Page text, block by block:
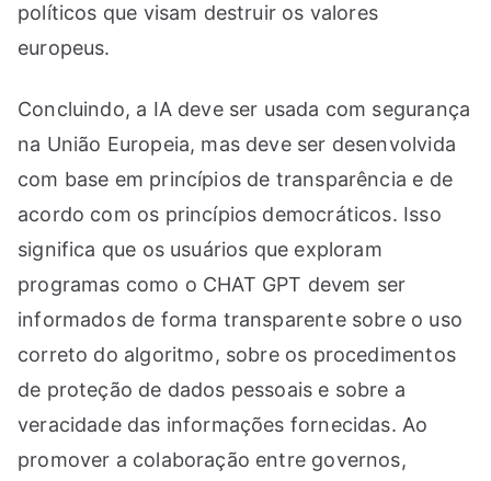
políticos que visam destruir os valores
europeus.
Concluindo, a IA deve ser usada com segurança
na União Europeia, mas deve ser desenvolvida
com base em princípios de transparência e de
acordo com os princípios democráticos. Isso
significa que os usuários que exploram
programas como o CHAT GPT devem ser
informados de forma transparente sobre o uso
correto do algoritmo, sobre os procedimentos
de proteção de dados pessoais e sobre a
veracidade das informações fornecidas. Ao
promover a colaboração entre governos,